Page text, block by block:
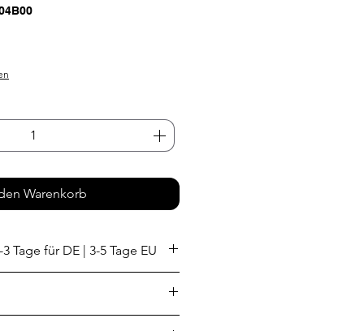
Warenkorb
Tage für DE | 3-5 Tage EU